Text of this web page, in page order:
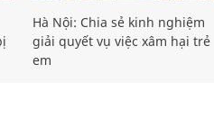
Hà Nội: Chia sẻ kinh nghiệm
giải quyết vụ việc xâm hại trẻ
em